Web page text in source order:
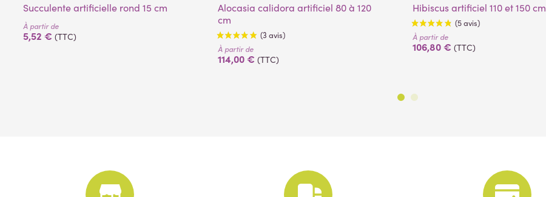
Succulente artificielle rond 15 cm
À partir de
5,52 € (TTC)
120 cm
Alocasia calidora artificiel 80 à 120
cm
À partir de
114,00 € (TTC)
Hibiscus artificiel 110 et 150 cm
À partir de
106,80 € (TTC)